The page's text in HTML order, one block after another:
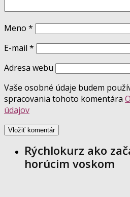
Meno *
E-mail *
Adresa webu
Vaše osobné údaje budem
spracovania tohoto komentára
údajov
Rýchlokurz ako
horúcim voskom